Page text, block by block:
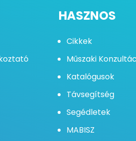
HASZNOS
Cikkek
Műszaki
Katalógusok
Távsegítség
Segédletek
MABISZ